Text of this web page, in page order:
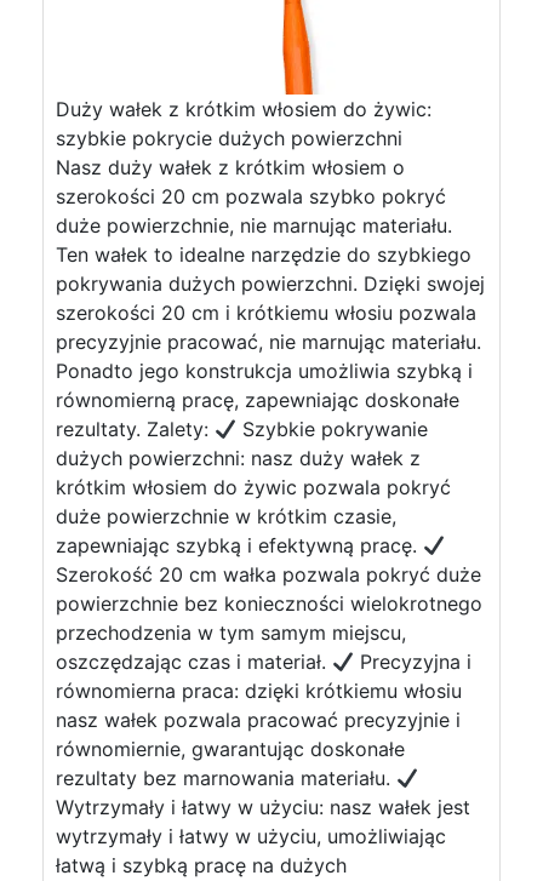
Duży wałek z krótkim włosiem do żywic:
szybkie pokrycie dużych powierzchni
Nasz duży wałek z krótkim włosiem o
szerokości 20 cm pozwala szybko pokryć
duże powierzchnie, nie marnując materiału.
Ten wałek to idealne narzędzie do szybkiego
pokrywania dużych powierzchni. Dzięki swojej
szerokości 20 cm i krótkiemu włosiu pozwala
precyzyjnie pracować, nie marnując materiału.
Ponadto jego konstrukcja umożliwia szybką i
równomierną pracę, zapewniając doskonałe
rezultaty. Zalety:
Szybkie pokrywanie
dużych powierzchni: nasz duży wałek z
krótkim włosiem do żywic pozwala pokryć
duże powierzchnie w krótkim czasie,
zapewniając szybką i efektywną pracę.
Szerokość 20 cm wałka pozwala pokryć duże
powierzchnie bez konieczności wielokrotnego
przechodzenia w tym samym miejscu,
oszczędzając czas i materiał.
Precyzyjna i
równomierna praca: dzięki krótkiemu włosiu
nasz wałek pozwala pracować precyzyjnie i
równomiernie, gwarantując doskonałe
rezultaty bez marnowania materiału.
Wytrzymały i łatwy w użyciu: nasz wałek jest
wytrzymały i łatwy w użyciu, umożliwiając
łatwą i szybką pracę na dużych